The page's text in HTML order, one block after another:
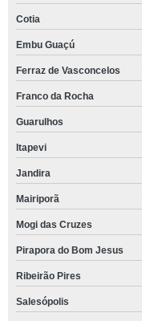
Cotia
Embu Guaçú
Ferraz de Vasconcelos
Franco da Rocha
Guarulhos
Itapevi
Jandira
Mairiporã
Mogi das Cruzes
Pirapora do Bom Jesus
Ribeirão Pires
Salesópolis